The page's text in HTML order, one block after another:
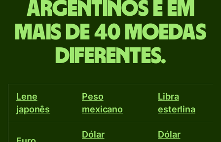
dinheiro
em
pesos
argentinos
e
argentinos e em
mais de 40 moedas
diferentes.
Lene
japonês
Peso
mexicano
Libra
esterlina
Dólar
Dólar